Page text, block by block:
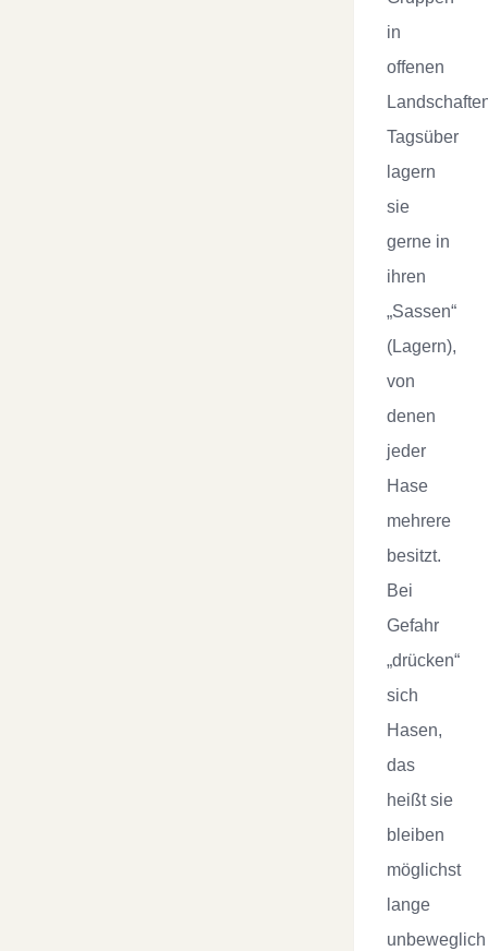
in
offenen
Tagsüber
lagern
sie
gerne in
ihren
„Sassen“
(Lagern),
von
denen
jeder
Hase
mehrere
besitzt.
Bei
Gefahr
„drücken“
sich
Hasen,
das
heißt sie
bleiben
möglichst
lange
unbeweglich